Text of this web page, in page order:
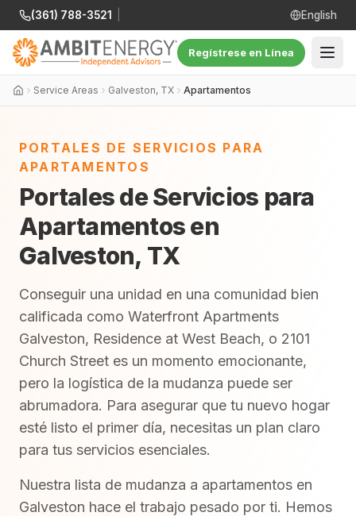
(361) 788-3521 English
Regístrese en Línea
Service Areas Galveston, TX Apartamentos
PORTALES DE SERVICIOS PARA
APARTAMENTOS
Portales de Servicios para
Apartamentos en
Galveston, TX
Conseguir una unidad en una comunidad bien
calificada como Waterfront Apartments
Galveston, Residence at West Beach, o 2101
Church Street es un momento emocionante,
pero la logística de la mudanza puede ser
abrumadora. Para asegurar que tu nuevo hogar
esté listo el primer día, necesitas un plan claro
para tus servicios esenciales.
Nuestra lista de mudanza a apartamentos en
Galveston hace el trabajo pesado por ti. Hemos